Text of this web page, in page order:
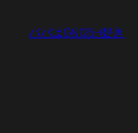
パパはGN125H好き